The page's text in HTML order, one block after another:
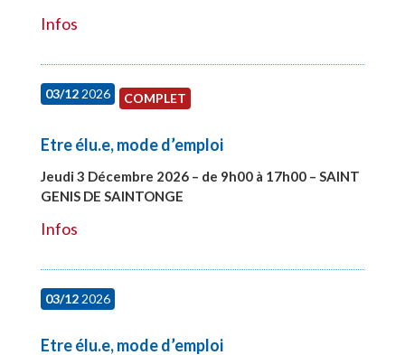
Infos
03/122026 COMPLET
Etre élu.e, mode d’emploi
Jeudi 3 Décembre 2026 – de 9h00 à 17h00 – SAINT
GENIS DE SAINTONGE
Infos
03/122026
Etre élu.e, mode d’emploi